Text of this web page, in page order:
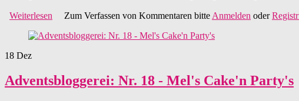
Weiterlesen über Adventsbloggerei: Nr. 19 - Madeleines Schlemmerparadies
Zum Verfassen von Kommentaren bitte Anmelden oder
18 Dez
Adventsbloggerei: Nr. 18 - Mel's Cake'n Party's